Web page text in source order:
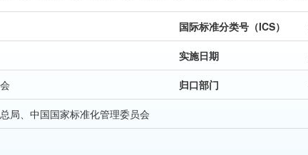
国际标准分类号（ICS）
实施日期
归口部门
局、中国国家标准化管理委员会